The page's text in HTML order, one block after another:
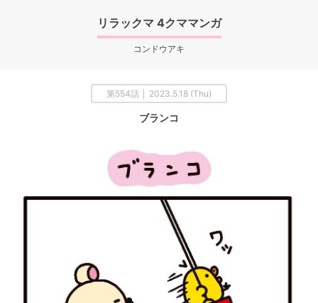
リラックマ 4クママンガ
コンドウアキ
第554話 │ 2023.5.18 (Thu)
ブランコ